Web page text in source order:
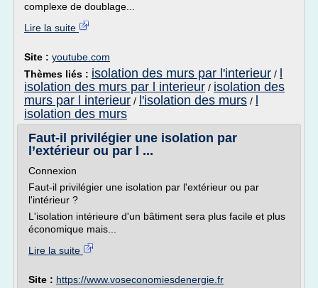
complexe de doublage...
Lire la suite
Site : youtube.com
Thèmes liés : isolation des murs par l'interieur /
isolation des murs par l interieur / isolation des
murs par l interieur / l'isolation des murs /
isolation des murs
Faut-il privilégier une isolation par
l’extérieur ou par l ...
Connexion
Faut-il privilégier une isolation par l'extérieur ou par
l'intérieur ?
L'isolation intérieure d'un bâtiment sera plus facile et plus
économique mais...
Lire la suite
Site : https://www.voseconomiesdenergie.fr